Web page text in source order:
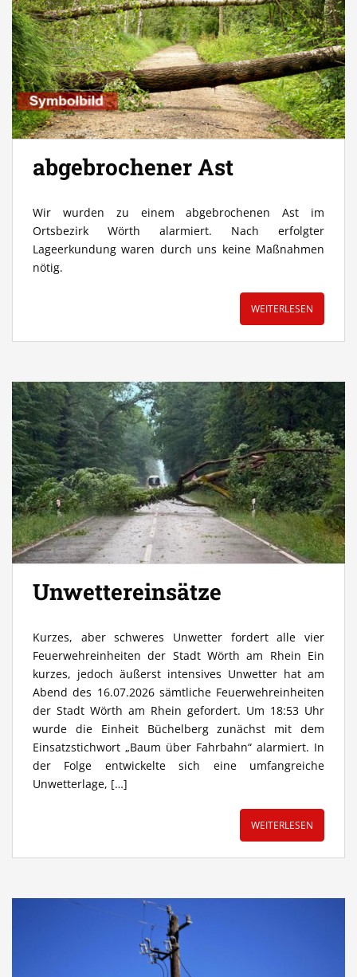
abgebrochener Ast
Wir wurden zu einem abgebrochenen Ast im
Ortsbezirk Wörth alarmiert. Nach erfolgter
Lageerkundung waren durch uns keine Maßnahmen
nötig.
WEITERLESEN
Unwettereinsätze
Kurzes, aber schweres Unwetter fordert alle vier
Feuerwehreinheiten der Stadt Wörth am Rhein Ein
kurzes, jedoch äußerst intensives Unwetter hat am
Abend des 16.07.2026 sämtliche Feuerwehreinheiten
der Stadt Wörth am Rhein gefordert. Um 18:53 Uhr
wurde die Einheit Büchelberg zunächst mit dem
Einsatzstichwort „Baum über Fahrbahn“ alarmiert. In
der Folge entwickelte sich eine umfangreiche
Unwetterlage, […]
WEITERLESEN